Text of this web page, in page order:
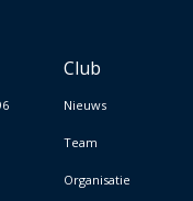
Club
Nieuws
Team
Organisatie